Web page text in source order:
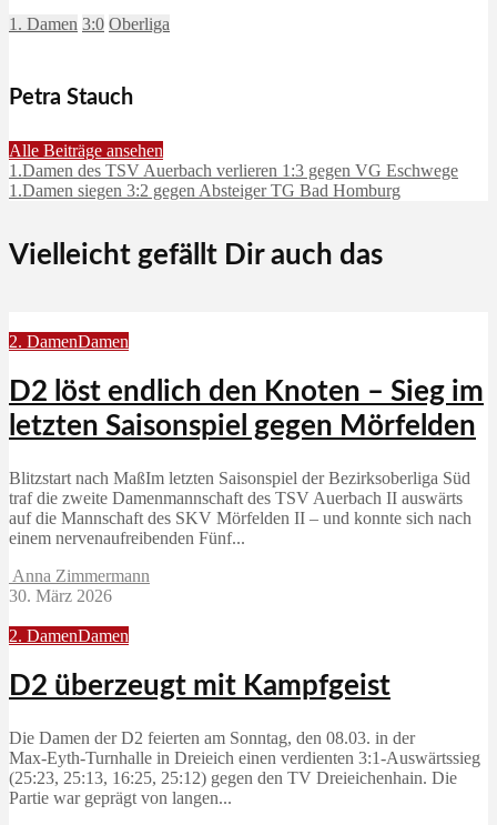
1. Damen 3:0 Oberliga
Petra Stauch
Alle Beiträge ansehen
1.Damen des TSV Auerbach verlieren 1:3 gegen VG Eschwege
1.Damen siegen 3:2 gegen Absteiger TG Bad Homburg
Vielleicht gefällt Dir auch das
2. DamenDamen
D2 löst endlich den Knoten – Sieg im
letzten Saisonspiel gegen Mörfelden
Blitzstart nach MaßIm letzten Saisonspiel der Bezirksoberliga Süd
traf die zweite Damenmannschaft des TSV Auerbach II auswärts
auf die Mannschaft des SKV Mörfelden II – und konnte sich nach
einem nervenaufreibenden Fünf...
Anna Zimmermann
30. März 2026
2. DamenDamen
D2 überzeugt mit Kampfgeist
Die Damen der D2 feierten am Sonntag, den 08.03. in der
Max‑Eyth‑Turnhalle in Dreieich einen verdienten 3:1‑Auswärtssieg
(25:23, 25:13, 16:25, 25:12) gegen den TV Dreieichenhain. Die
Partie war geprägt von langen...